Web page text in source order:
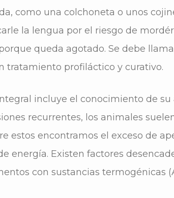
como una colchoneta o unos
la lengua por el riesgo de
queda agotado. Se debe
tratamiento profiláctico y curativo.
incluye el conocimiento de
recurrentes, los animales
estos encontramos el exceso de
energía. Existen factores
con sustancias termogénicas